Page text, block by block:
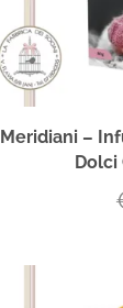
Meridiani –
Dolci